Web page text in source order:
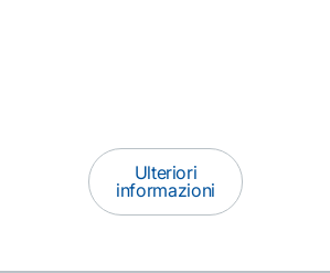
Ulteriori
informazioni